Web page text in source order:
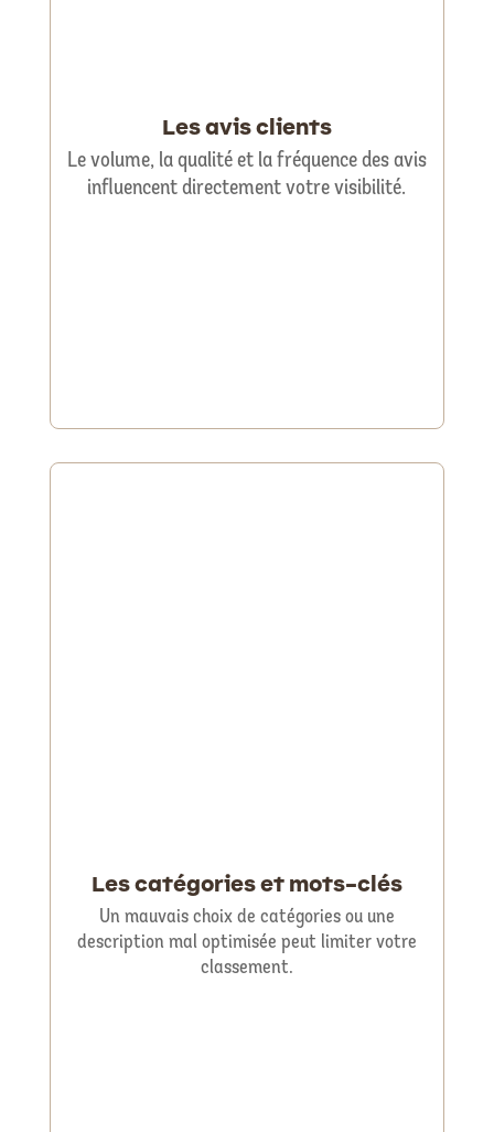
Les avis clients
Le volume, la qualité et la fréquence des avis
influencent directement votre visibilité.
Les catégories et mots-clés
Un mauvais choix de catégories ou une
description mal optimisée peut limiter votre
classement.